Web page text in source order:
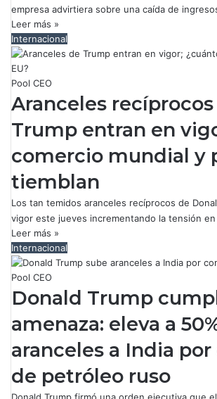
empresa advirtiera sobre una caída de
Leer más »
Internacional
Pool CEO
Aranceles
Trump entran en
comercio mundial y
tiemblan
Los tan temidos aranceles recíprocos de
vigor este jueves incrementando la tensión
Leer más »
Internacional
Pool CEO
Donald Trump
amenaza: eleva a
aranceles a India
de petróleo ruso